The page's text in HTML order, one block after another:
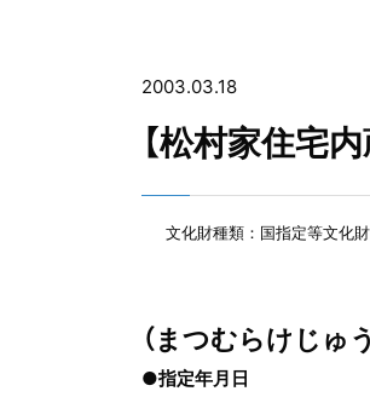
2003.03.18
【松村家住宅内
文化財種類：国指定等文化財
（まつむらけじゅ
●指定年月日